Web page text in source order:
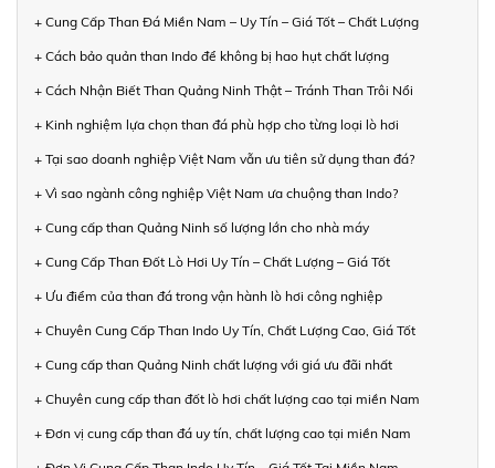
+ Cung Cấp Than Đá Miền Nam – Uy Tín – Giá Tốt – Chất Lượng
+ Cách bảo quản than Indo để không bị hao hụt chất lượng
+ Cách Nhận Biết Than Quảng Ninh Thật – Tránh Than Trôi Nổi
+ Kinh nghiệm lựa chọn than đá phù hợp cho từng loại lò hơi
+ Tại sao doanh nghiệp Việt Nam vẫn ưu tiên sử dụng than đá?
+ Vì sao ngành công nghiệp Việt Nam ưa chuộng than Indo?
+ Cung cấp than Quảng Ninh số lượng lớn cho nhà máy
+ Cung Cấp Than Đốt Lò Hơi Uy Tín – Chất Lượng – Giá Tốt
+ Ưu điểm của than đá trong vận hành lò hơi công nghiệp
+ Chuyên Cung Cấp Than Indo Uy Tín, Chất Lượng Cao, Giá Tốt
+ Cung cấp than Quảng Ninh chất lượng với giá ưu đãi nhất
+ Chuyên cung cấp than đốt lò hơi chất lượng cao tại miền Nam
+ Đơn vị cung cấp than đá uy tín, chất lượng cao tại miền Nam